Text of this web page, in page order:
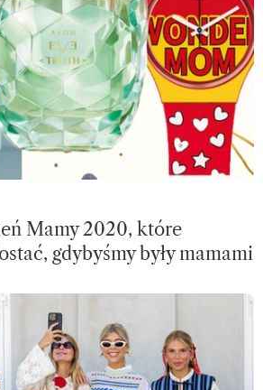
Mamy 2020, które
gdybyśmy były mamami